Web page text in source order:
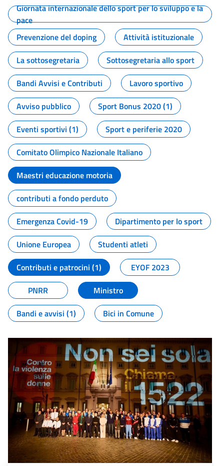
Giornata internazionale dello sport per lo sviluppo e la
pace
Prevenzione del doping
Attività istituzionale
La sottosegretaria
Sottosegretaria allo sport
Bandi Avvisi e Contributi
Lavoro sportivo
Avviso pubblico
Sport Bonus 2020 (1)
Eventi sportivi (1)
Sport e periferie 2020
Comitato Olimpico Nazionale Italiano
Maestri educazione motoria
contributi a fondo perduto
Emergenza Covid-19
Dipartimento per lo sport
Unione Europea
Studenti atleti
Contributi e patrocini (1)
EYOF 2023
PNRR
Ministro
Bandi e avvisi (1)
Bici in Comune